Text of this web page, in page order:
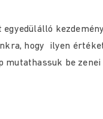
hogy ilyen
mutathassuk be